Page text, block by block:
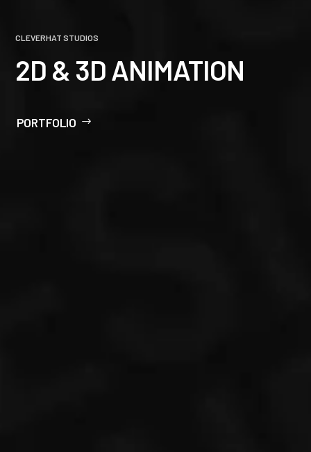
CLEVERHAT STUDIOS
2D & 3D ANIMATION
PORTFOLIO